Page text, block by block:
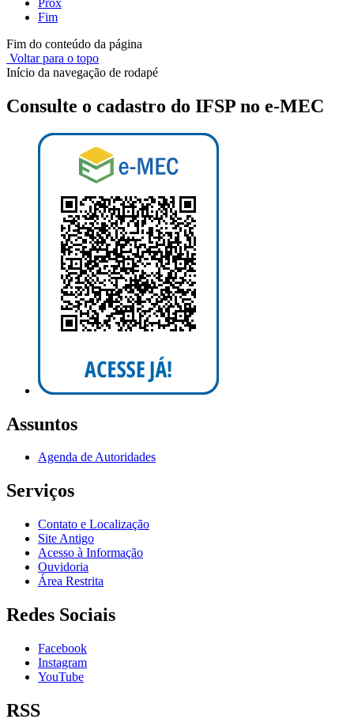
Fim
Fim do conteúdo da página
Voltar para o topo
Início da navegação de rodapé
Consulte o cadastro do IFSP no e-MEC
Assuntos
Agenda de Autoridades
Serviços
Contato e Localização
Site Antigo
Acesso à Informação
Ouvidoria
Área Restrita
Redes Sociais
Facebook
Instagram
YouTube
RSS